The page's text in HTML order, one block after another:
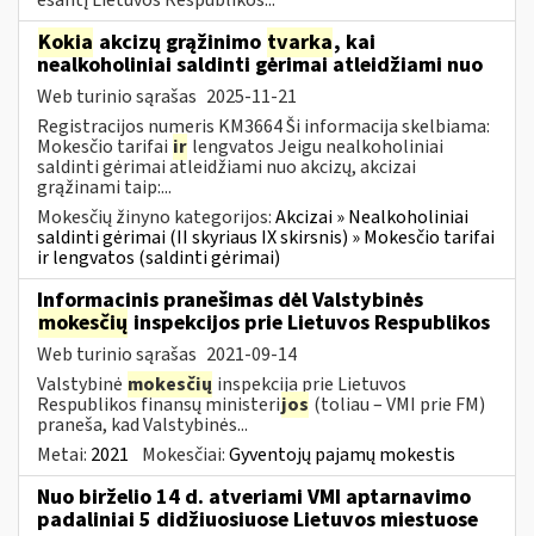
Kokia akcizų grąžinimo tvarka, kai
nealkoholiniai saldinti gėrimai atleidžiami nuo
Web turinio sąrašas 2025-11-21
Registracijos numeris KM3664 Ši informacija skelbiama:
Mokesčio tarifai ir lengvatos Jeigu nealkoholiniai
saldinti gėrimai atleidžiami nuo akcizų, akcizai
grąžinami taip:...
Mokesčių žinyno kategorijos:Akcizai » Nealkoholiniai
saldinti gėrimai (II skyriaus IX skirsnis) » Mokesčio tarifai
ir lengvatos (saldinti gėrimai)
Informacinis pranešimas dėl Valstybinės
mokesčių inspekcijos prie Lietuvos Respublikos
Web turinio sąrašas 2021-09-14
Valstybinė mokesčių inspekcija prie Lietuvos
Respublikos finansų ministerijos (toliau – VMI prie FM)
praneša, kad Valstybinės...
Metai: 2021 Mokesčiai:Gyventojų pajamų mokestis
Nuo birželio 14 d. atveriami VMI aptarnavimo
padaliniai 5 didžiuosiuose Lietuvos miestuose